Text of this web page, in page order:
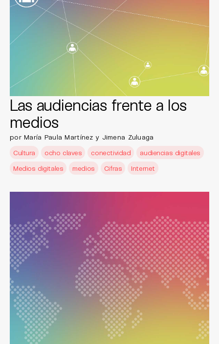
Las audiencias frente a los
medios
por María Paula Martínez y Jimena Zuluaga
Cultura
ocho claves conectividad
audiencias digitales
Medios digitales
medios Cifras Internet